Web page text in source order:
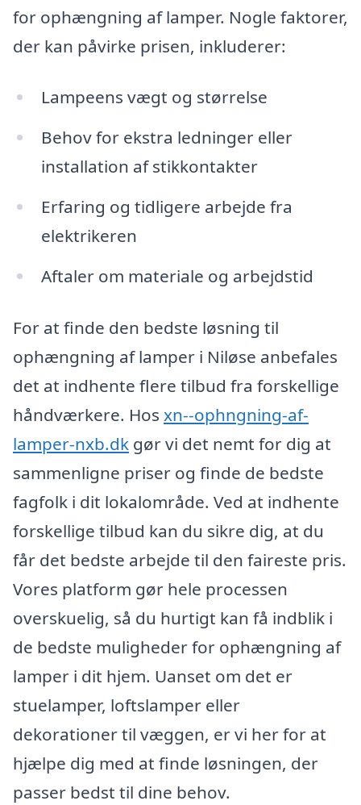
for ophængning af lamper. Nogle faktorer,
der kan påvirke prisen, inkluderer:
Lampeens vægt og størrelse
Behov for ekstra ledninger eller
installation af stikkontakter
Erfaring og tidligere arbejde fra
elektrikeren
Aftaler om materiale og arbejdstid
For at finde den bedste løsning til
ophængning af lamper i Niløse anbefales
det at indhente flere tilbud fra forskellige
håndværkere. Hos xn--ophngning-af-
lamper-nxb.dk gør vi det nemt for dig at
sammenligne priser og finde de bedste
fagfolk i dit lokalområde. Ved at indhente
forskellige tilbud kan du sikre dig, at du
får det bedste arbejde til den faireste pris.
Vores platform gør hele processen
overskuelig, så du hurtigt kan få indblik i
de bedste muligheder for ophængning af
lamper i dit hjem. Uanset om det er
stuelamper, loftslamper eller
dekorationer til væggen, er vi her for at
hjælpe dig med at finde løsningen, der
passer bedst til dine behov.